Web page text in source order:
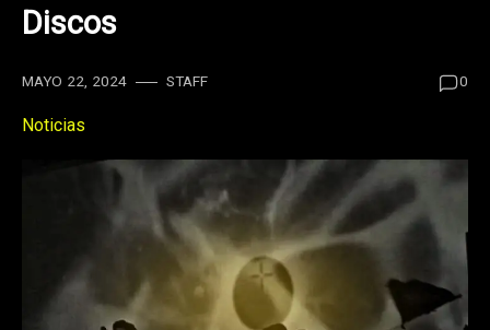
Discos
MAYO 22, 2024 STAFF 0
Noticias